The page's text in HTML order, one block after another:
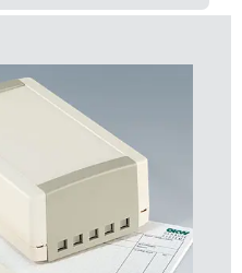
размещения
позволяют
с установленными
за габариты платы
стандартных
частью
верхней частью
отверстиями